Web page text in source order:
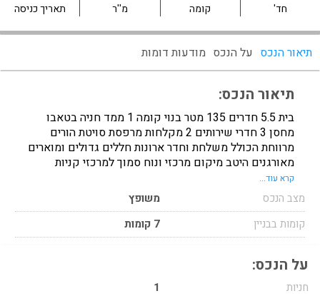
חד'
קומה
מ''ר
תאריך כניסה
תיאור הנכס על הנכס מודעות דומות
תיאור הנכס:
בית 5.5 חדרים 135 מטר בנוי קומה 1 ממד חניה בטאבו
מחסן 3 חדרי שירותים 2 מקלחות מרפסת סויטת הורים
מרווחת הכולל משלחת וחדר ארונות חללים גדולים ומוארים
מאורגנים היטב מיקום מרכזי ונוח סמוך למרכזי קניות
ומוסדות חינוך, תחנת אוטובוס בפתח הבניין שכונה שקטה
ומטופחת ונעימה דירה מרווחת ומטופחת המעניקה שילוב
מושלם נוחות ומרחב חיים ואיכות למשפחה
קרא עוד...
מצב הנכס
משופץ
קומות בבניין
7 קומות
על הנכס:
חניות
1